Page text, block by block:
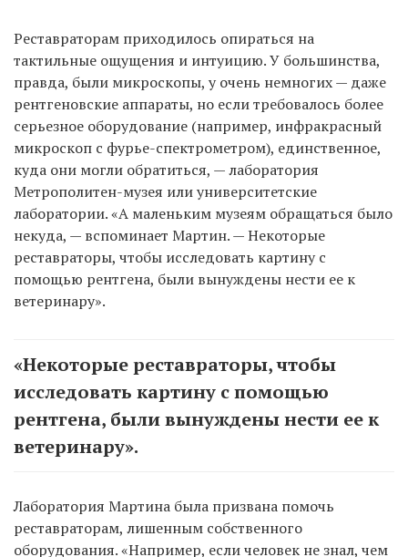
Реставраторам приходилось опираться на
тактильные ощущения и интуицию. У большинства,
правда, были микроскопы, у очень немногих — даже
рентгеновские аппараты, но если требовалось более
серьезное оборудование (например, инфракрасный
микроскоп с фурье-спектрометром), единственное,
куда они могли обратиться, — лаборатория
Метрополитен-музея или университетские
лаборатории. «А маленьким музеям обращаться было
некуда, — вспоминает Мартин. — Некоторые
реставраторы, чтобы исследовать картину с
помощью рентгена, были вынуждены нести ее к
ветеринару».
«Некоторые реставраторы, чтобы
исследовать картину с помощью
рентгена, были вынуждены нести ее к
ветеринару».
Лаборатория Мартина была призвана помочь
реставраторам, лишенным собственного
оборудования. «Например, если человек не знал, чем